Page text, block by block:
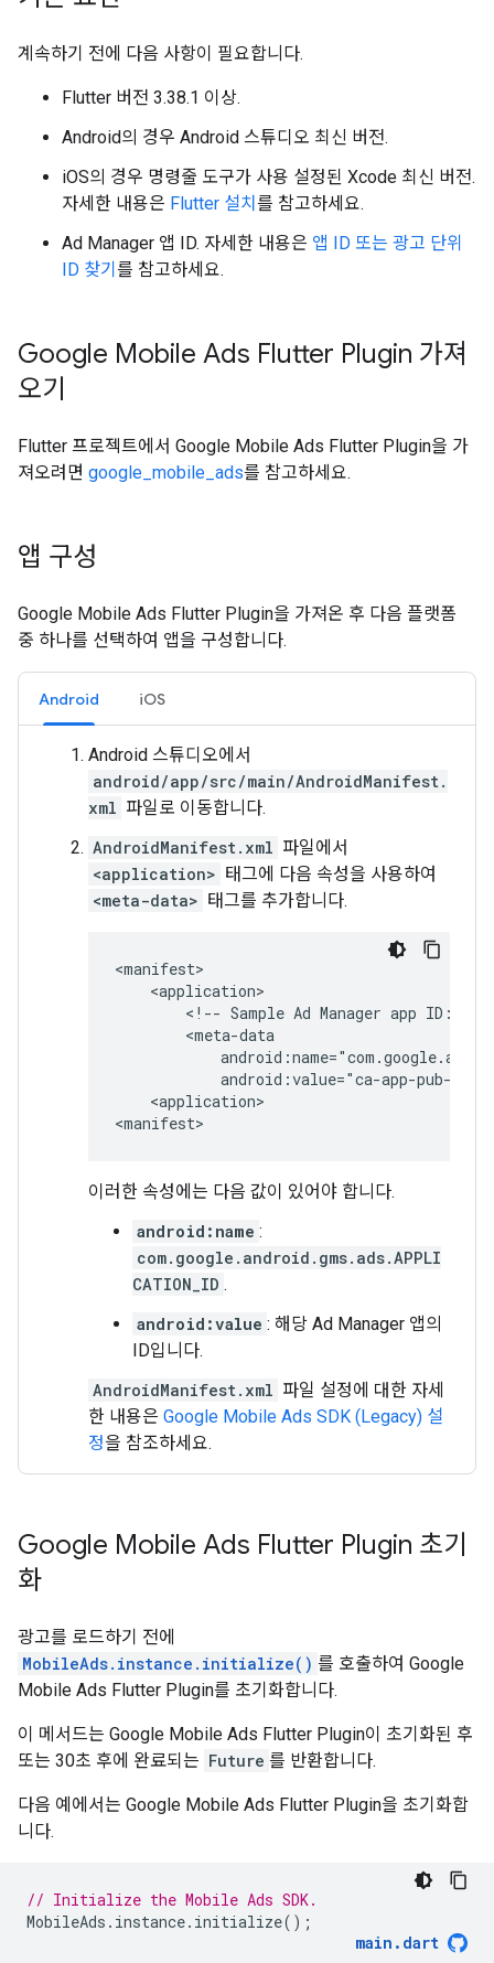
계속하기 전에 다음 사항이 필요합니다.
Flutter 버전 3.38.1 이상.
Android의 경우 Android 스튜디오 최신 버전.
iOS의 경우 명령줄 도구가 사용 설정된 Xcode 최신 버전.
자세한 내용은 Flutter 설치 를 참고하세요.
Ad Manager 앱 ID. 자세한 내용은 앱 ID 또는 광고 단위
ID 찾기 를 참고하세요.
Google Mobile Ads Flutter Plugin 가져
오기
Flutter 프로젝트에서 Google Mobile Ads Flutter Plugin을 가
져오려면 google_mobile_ads를 참고하세요.
앱 구성
Google Mobile Ads Flutter Plugin을 가져온 후 다음 플랫폼
중 하나를 선택하여 앱을 구성합니다.
Android iOS
Android 스튜디오에서
android/app/src/main/AndroidManifest.
xml 파일로 이동합니다.
AndroidManifest.xml 파일에서
<application> 태그에 다음 속성을 사용하여
<meta-data> 태그를 추가합니다.
<!-- Sample Ad Manager app ID:
<application>
이러한 속성에는 다음 값이 있어야 합니다.
android:name :
com.google.android.gms.ads.APPLI
CATION_ID .
android:value : 해당 Ad Manager 앱의
ID입니다.
AndroidManifest.xml 파일 설정에 대한 자세
한 내용은 Google Mobile Ads SDK (Legacy) 설
정을 참조하세요.
Google Mobile Ads Flutter Plugin 초기
화
광고를 로드하기 전에
MobileAds.instance.initialize() 를 호출하여 Google
Mobile Ads Flutter Plugin를 초기화합니다.
이 메서드는 Google Mobile Ads Flutter Plugin이 초기화된 후
또는 30초 후에 완료되는 Future 를 반환합니다.
다음 예에서는 Google Mobile Ads Flutter Plugin을 초기화합
니다.
// Initialize the Mobile Ads SDK.
MobileAds . instance. initialize();
main . dart